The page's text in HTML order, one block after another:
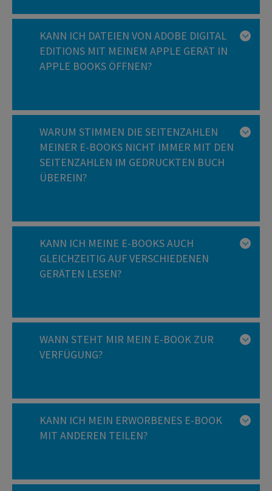
KANN ICH DATEIEN VON ADOBE DIGITAL
EDITIONS MIT MEINEM APPLE GERÄT IN
APPLE BOOKS ÖFFNEN?
WARUM STIMMEN DIE SEITENZAHLEN
MEINER E-BOOKS NICHT IMMER MIT DEN
SEITENZAHLEN IM GEDRUCKTEN BUCH
ÜBEREIN?
KANN ICH MEINE E-BOOKS AUCH
GLEICHZEITIG AUF VERSCHIEDENEN
GERÄTEN LESEN?
WANN STEHT MIR MEIN E-BOOK ZUR
VERFÜGUNG?
KANN ICH MEIN ERWORBENES E-BOOK
MIT ANDEREN TEILEN?